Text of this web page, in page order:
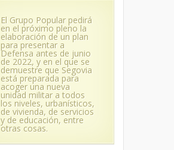
El Grupo Popular pedirá
en el próximo pleno la
elaboración de un plan
para presentar a
Defensa antes de junio
de 2022, y en el que se
demuestre que Segovia
está preparada para
acoger una nueva
unidad militar a todos
los niveles, urbanísticos,
de vivienda, de servicios
y de educación, entre
otras cosas.